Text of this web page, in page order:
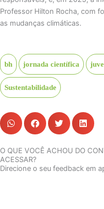
Professor Hilton Rocha, com
as mudanças climáticas.
bh jornada científica
Sustentabilidade
O QUE VOCÊ ACHOU DO
ACESSAR?
Direcione o seu feedback em